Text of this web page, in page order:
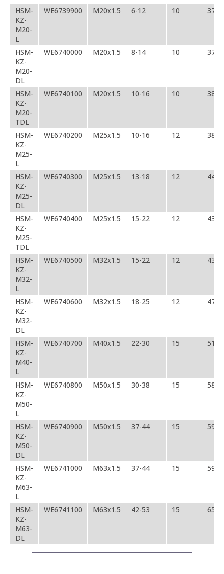
HSM-
KZ-
M20-
L
WE6739900 M20х1.5 6-12 10 37
HSM-
KZ-
M20-
DL
WE6740000 M20х1.5 8-14 10 37
HSM-
KZ-
M20-
TDL
WE6740100 M20х1.5 10-16 10 38
HSM-
KZ-
M25-
L
WE6740200 M25х1.5 10-16 12 38
HSM-
KZ-
M25-
DL
WE6740300 M25х1.5 13-18 12 44,5
HSM-
KZ-
M25-
TDL
WE6740400 M25х1.5 15-22 12 43,5
HSM-
KZ-
M32-
L
WE6740500 M32х1.5 15-22 12 43,5
HSM-
KZ-
M32-
DL
WE6740600 M32х1.5 18-25 12 47
HSM-
KZ-
M40-
L
WE6740700 M40х1.5 22-30 15 51
HSM-
KZ-
M50-
L
WE6740800 M50х1.5 30-38 15 58
HSM-
KZ-
M50-
DL
WE6740900 M50х1.5 37-44 15 59
HSM-
KZ-
M63-
L
WE6741000 M63х1.5 37-44 15 59
HSM-
KZ-
M63-
DL
WE6741100 M63х1.5 42-53 15 65